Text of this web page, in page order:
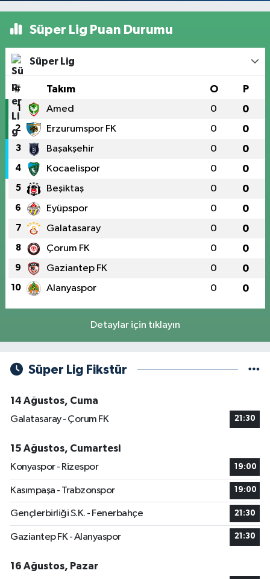
Süper Lig Puan Durumu
Süper Lig
# Takım O P
1 Amed 0 0
2 Erzurumspor FK 0 0
3 Başakşehir 0 0
4 Kocaelispor 0 0
5 Beşiktaş 0 0
6 Eyüpspor 0 0
7 Galatasaray 0 0
8 Çorum FK 0 0
9 Gaziantep FK 0 0
10 Alanyaspor 0 0
Detaylar için tıklayın
Süper Lig Fikstür
14 Ağustos, Cuma
Galatasaray - Çorum FK
21:30
15 Ağustos, Cumartesi
Konyaspor - Rizespor
19:00
Kasımpaşa - Trabzonspor 19:00
Gençlerbirliği S.K. - Fenerbahçe 21:30
Gaziantep FK - Alanyaspor 21:30
16 Ağustos, Pazar